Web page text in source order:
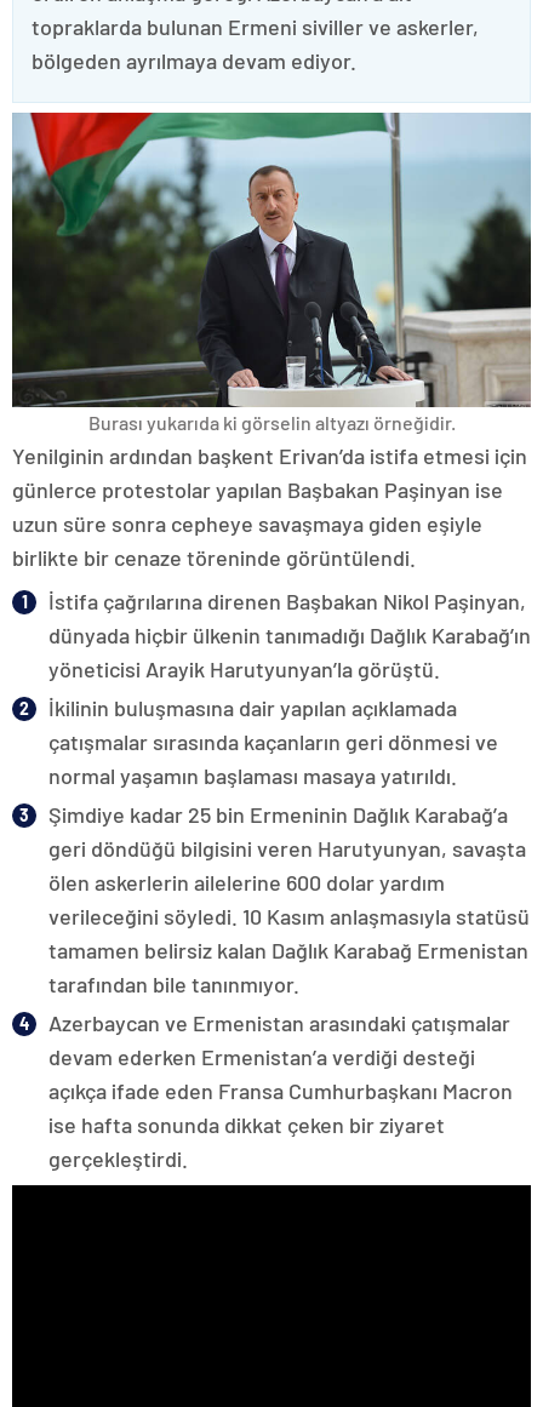
topraklarda bulunan Ermeni siviller ve askerler,
bölgeden ayrılmaya devam ediyor.
Burası yukarıda ki görselin altyazı örneğidir.
Yenilginin ardından başkent Erivan’da istifa etmesi için
günlerce protestolar yapılan Başbakan Paşinyan ise
uzun süre sonra cepheye savaşmaya giden eşiyle
birlikte bir cenaze töreninde görüntülendi.
İstifa çağrılarına direnen Başbakan Nikol Paşinyan,
dünyada hiçbir ülkenin tanımadığı Dağlık Karabağ’ın
yöneticisi Arayik Harutyunyan’la görüştü.
İkilinin buluşmasına dair yapılan açıklamada
çatışmalar sırasında kaçanların geri dönmesi ve
normal yaşamın başlaması masaya yatırıldı.
Şimdiye kadar 25 bin Ermeninin Dağlık Karabağ’a
geri döndüğü bilgisini veren Harutyunyan, savaşta
ölen askerlerin ailelerine 600 dolar yardım
verileceğini söyledi. 10 Kasım anlaşmasıyla statüsü
tamamen belirsiz kalan Dağlık Karabağ Ermenistan
tarafından bile tanınmıyor.
Azerbaycan ve Ermenistan arasındaki çatışmalar
devam ederken Ermenistan’a verdiği desteği
açıkça ifade eden Fransa Cumhurbaşkanı Macron
ise hafta sonunda dikkat çeken bir ziyaret
gerçekleştirdi.